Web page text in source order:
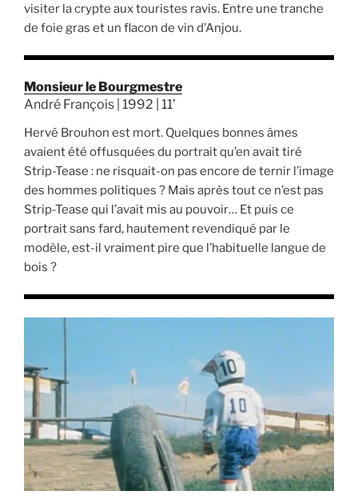
visiter la crypte aux touristes ravis. Entre une tranche
de foie gras et un flacon de vin d’Anjou.
Monsieur le Bourgmestre
André François | 1992 | 11’
Hervé Brouhon est mort. Quelques bonnes âmes
avaient été offusquées du portrait qu’en avait tiré
Strip-Tease : ne risquait-on pas encore de ternir l’image
des hommes politiques ? Mais après tout ce n’est pas
Strip-Tease qui l’avait mis au pouvoir… Et puis ce
portrait sans fard, hautement revendiqué par le
modèle, est-il vraiment pire que l’habituelle langue de
bois ?